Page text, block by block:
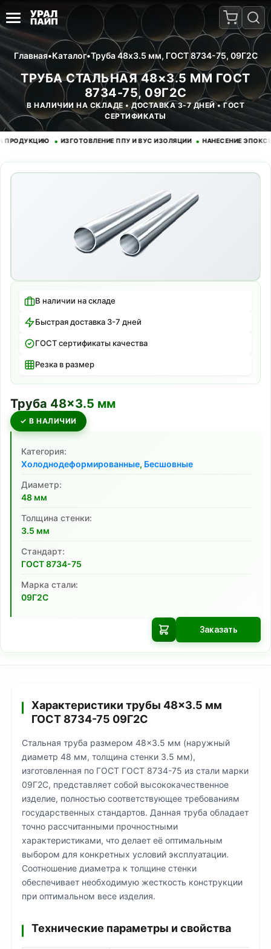
Главная•Каталог•Труба 48x3.5 мм, ГОСТ 8734-75, 09Г2С
ТРУБА СТАЛЬНАЯ 48×3.5 ММ ГОСТ
8734-75, 09Г2С
В НАЛИЧИИ НА СКЛАДЕ • ДОСТАВКА 3-7 ДНЕЙ • ГОСТ
СЕРТИФИКАТЫ
• ИЗГОТОВЛЕНИЕ ППУ И ВУС ИЗОЛЯЦИИ • НАНЕСЕНИЕ
В наличии на складе
Быстрая доставка 3-7 дней
ГОСТ сертификаты качества
Резка в размер
Труба 48×3.5 мм
✓ В НАЛИЧИИ
Категория:
Холоднодеформированные, Бесшовные
Диаметр:
48 мм
Толщина стенки:
3.5 мм
Cтандарт:
ГОСТ 8734-75
Марка стали:
09Г2С
Заказать
Характеристики трубы 48×3.5 мм
ГОСТ 8734-75 09Г2С
Стальная труба размером 48×3.5 мм (наружный
диаметр 48 мм, толщина стенки 3.5 мм),
изготовленная по ГОСТ ГОСТ 8734-75 из стали марки
09Г2С, представляет собой высококачественное
изделие, полностью соответствующее требованиям
государственных стандартов. Данная труба обладает
точно рассчитанными прочностными
характеристиками, что делает её оптимальным
выбором для конкретных условий эксплуатации.
Соотношение диаметра к толщине стенки
обеспечивает необходимую жесткость конструкции
при оптимальном весе изделия.
Технические параметры и свойства